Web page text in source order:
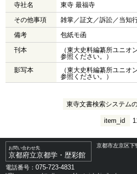
寺社名
東寺 最福寺
その他事項
雑掌／証文／訴訟／当知
備考
包紙モ函
刊本
（東大史料編纂所ユニオ
参照ください。）
影写本
（東大史料編纂所ユニオ
参照ください。）
東寺文書検索システム
item_id
お問い合わせ先
京都府立京都学・歴彩館
京都市左京区下
電話番号：075-723-4831